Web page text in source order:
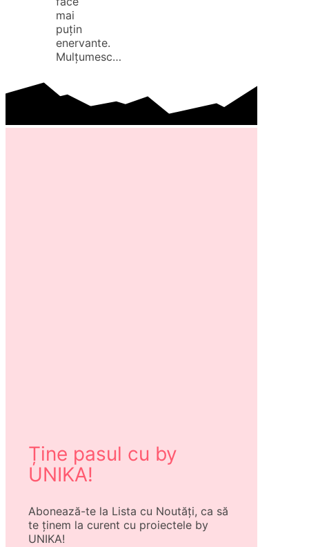
mai
puțin
enervante.
Mulțumesc…
Ține pasul cu by
UNIKA!
Abonează-te la Lista cu Noutăți, ca să
te ținem la curent cu proiectele by
UNIKA!